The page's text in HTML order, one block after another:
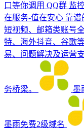
口等你调用 QQ群 监
在服务-值在安心 靠谱
短视频、邮箱类账号
特、海外抖音、谷歌
易、问题解决及运营
务桥梁。 墨
墨雨免费2级域名